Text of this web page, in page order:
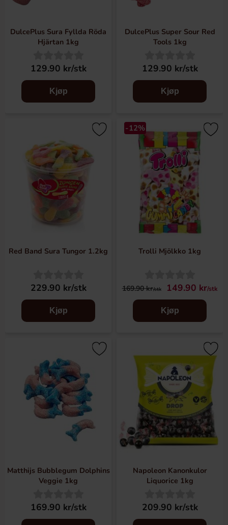
DulcePlus Sura Fyllda Röda
Hjärtan 1kg
129.90 kr/stk
Kjøp
DulcePlus Super Sour Red
Tools 1kg
129.90 kr/stk
Kjøp
Red Band Sura Tungor 1.2kg
229.90 kr/stk
Kjøp
-12%
Trolli Mjölkko 1kg
169.90 kr/stk 149.90 kr/stk
Kjøp
Matthijs Bubblegum Dolphins
Veggie 1kg
169.90 kr/stk
Napoleon Kanonkulor
Liquorice 1kg
209.90 kr/stk